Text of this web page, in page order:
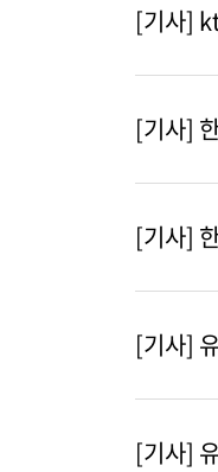
[기사]
[기사]
[기사]
[기사]
[기사]